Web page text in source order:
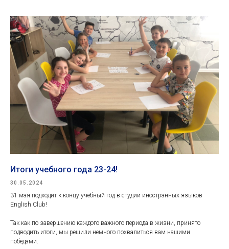
Итоги учебного года 23-24!
30.05.2024
31 мая подходит к концу учебный год в студии иностранных языков
English Club!
Так как по завершению каждого важного периода в жизни, принято
подводить итоги, мы решили немного похвалиться вам нашими
победами.